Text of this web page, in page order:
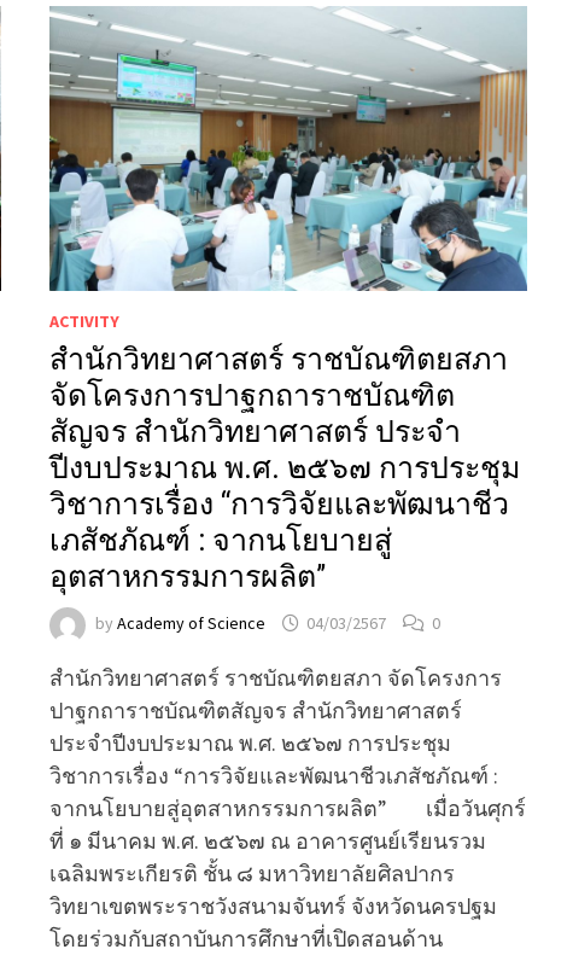
ACTIVITY
สำนักวิทยาศาสตร์ ราชบัณฑิตยสภา
จัดโครงการปาฐกถาราชบัณฑิต
สัญจร สำนักวิทยาศาสตร์ ประจำ
ปีงบประมาณ พ.ศ. ๒๕๖๗ การประชุม
วิชาการเรื่อง “การวิจัยและพัฒนาชีว
เภสัชภัณฑ์ : จากนโยบายสู่
อุตสาหกรรมการผลิต”
by Academy of Science 04/03/2567 0
สำนักวิทยาศาสตร์ ราชบัณฑิตยสภา จัดโครงการ
ปาฐกถาราชบัณฑิตสัญจร สำนักวิทยาศาสตร์
ประจำปีงบประมาณ พ.ศ. ๒๕๖๗ การประชุม
วิชาการเรื่อง “การวิจัยและพัฒนาชีวเภสัชภัณฑ์ :
จากนโยบายสู่อุตสาหกรรมการผลิต” เมื่อวันศุกร์
ที่ ๑ มีนาคม พ.ศ. ๒๕๖๗ ณ อาคารศูนย์เรียนรวม
เฉลิมพระเกียรติ ชั้น ๘ มหาวิทยาลัยศิลปากร
วิทยาเขตพระราชวังสนามจันทร์ จังหวัดนครปฐม
โดยร่วมกับสถาบันการศึกษาที่เปิดสอนด้าน